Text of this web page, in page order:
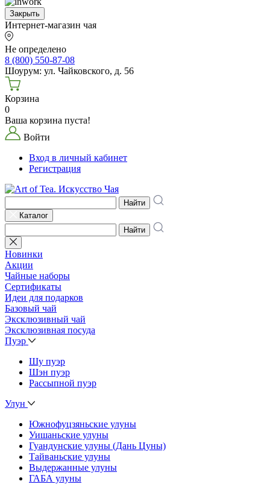
Закрыть
Интернет-магазин чая
Не определено
8 (800) 550-87-08
Шоурум: ул. Чайковского, д. 56
Корзина
0
Ваша корзина пуста!
Войти
Вход в личный кабинет
Регистрация
Найти
Каталог
Найти
Новинки
Акции
Чайные наборы
Сертификаты
Идеи для подарков
Базовый чай
Эксклюзивный чай
Эксклюзивная посуда
Пуэр
Шу пуэр
Шэн пуэр
Рассыпной пуэр
Улун
Южнофуцзяньские улуны
Уишаньские улуны
Гуандунские улуны (Дань Цуны)
Тайваньские улуны
Выдержанные улуны
ГАБА улуны